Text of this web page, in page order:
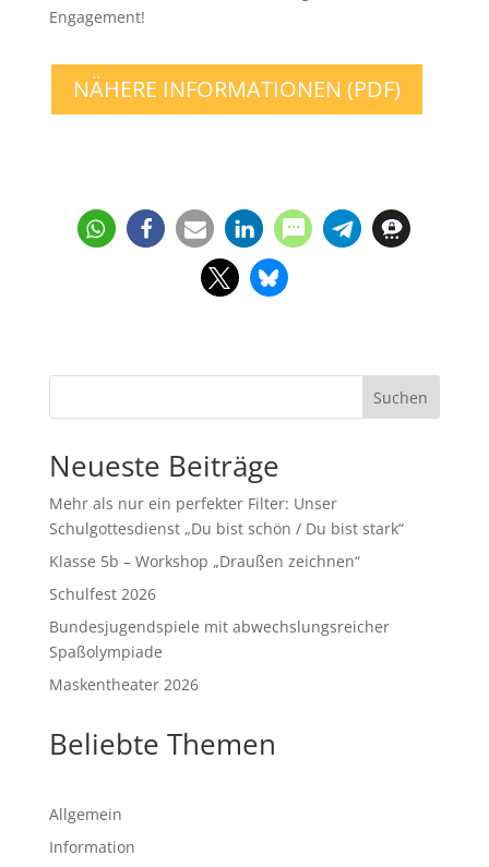
Engagement!
NÄHERE INFORMATIONEN (PDF)
Suchen
Neueste Beiträge
Mehr als nur ein perfekter Filter: Unser
Schulgottesdienst „Du bist schön / Du bist stark“
Klasse 5b – Workshop „Draußen zeichnen“
Schulfest 2026
Bundesjugendspiele mit abwechslungsreicher
Spaßolympiade
Maskentheater 2026
Beliebte Themen
Allgemein
Information